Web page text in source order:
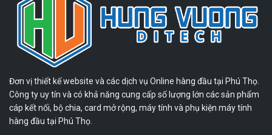
Đơn vị thiết kế website và các dịch vụ Online hàng đầu tại Phú Thọ.
Công ty uy tín và có khả năng cung cấp số lượng lớn các sản phẩm
cáp kết nối, bộ chia, card mở rộng, máy tính và phụ kiện máy tính
hàng đầu tại Phú Thọ.